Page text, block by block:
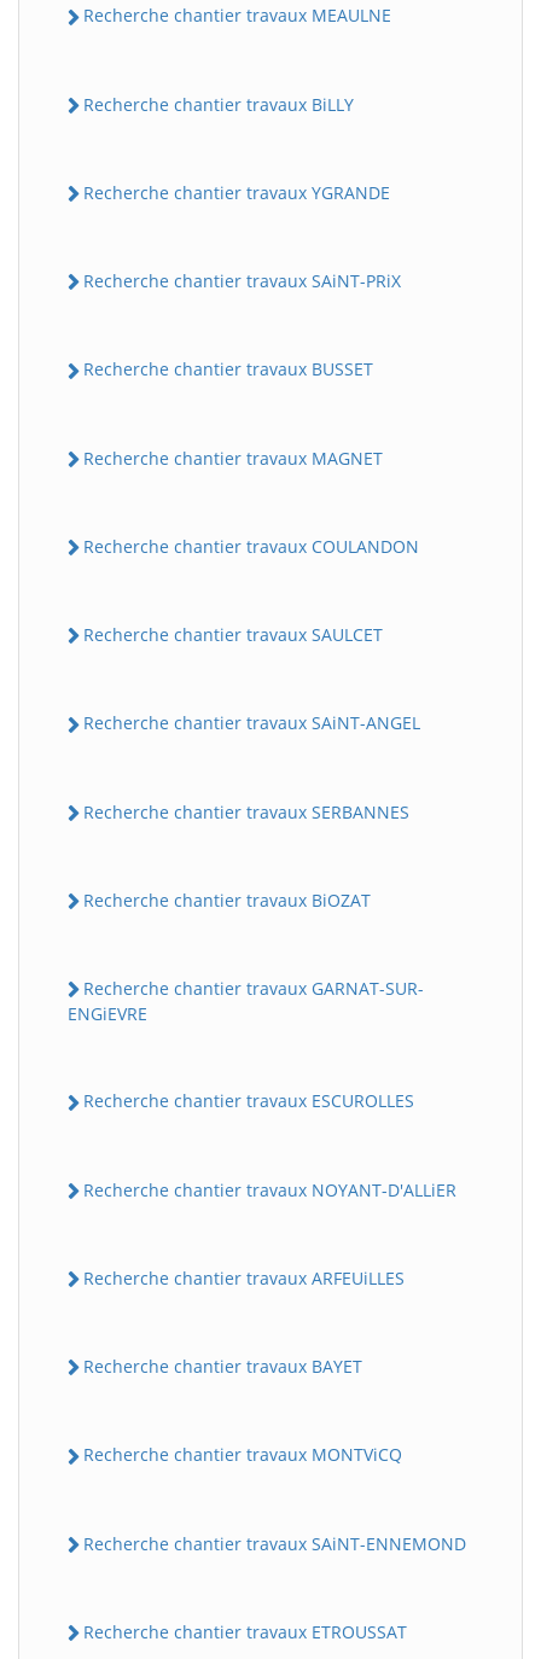
Recherche chantier travaux MEAULNE
Recherche chantier travaux BiLLY
Recherche chantier travaux YGRANDE
Recherche chantier travaux SAiNT-PRiX
Recherche chantier travaux BUSSET
Recherche chantier travaux MAGNET
Recherche chantier travaux COULANDON
Recherche chantier travaux SAULCET
Recherche chantier travaux SAiNT-ANGEL
Recherche chantier travaux SERBANNES
Recherche chantier travaux BiOZAT
Recherche chantier travaux GARNAT-SUR-
ENGiEVRE
Recherche chantier travaux ESCUROLLES
Recherche chantier travaux NOYANT-D'ALLiER
Recherche chantier travaux ARFEUiLLES
Recherche chantier travaux BAYET
Recherche chantier travaux MONTViCQ
Recherche chantier travaux SAiNT-ENNEMOND
Recherche chantier travaux ETROUSSAT